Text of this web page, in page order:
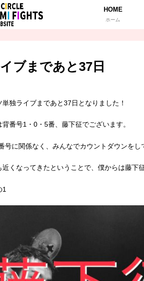
HOME
ホーム
ブまであと37日
独ライブまであと37日となりました！
番号1・0・5番、藤下征でございます。
号に関係なく、みんなでカウントダウンをし
近くなってきたということで、僕からは藤下